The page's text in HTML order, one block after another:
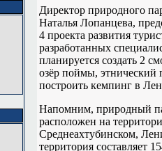
Директор природного
Наталья Лопанцева,
4 проекта развития
разработанных
планируется создать 2
озёр поймы, этнический
построить кемпинг в
Напомним, природный
расположен на
Среднеахтубинском,
территория составляет